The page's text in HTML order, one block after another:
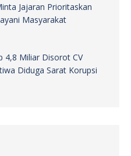
Jajaran Prioritaskan
Masyarakat
4,8 Miliar Disorot CV
Diduga Sarat Korupsi